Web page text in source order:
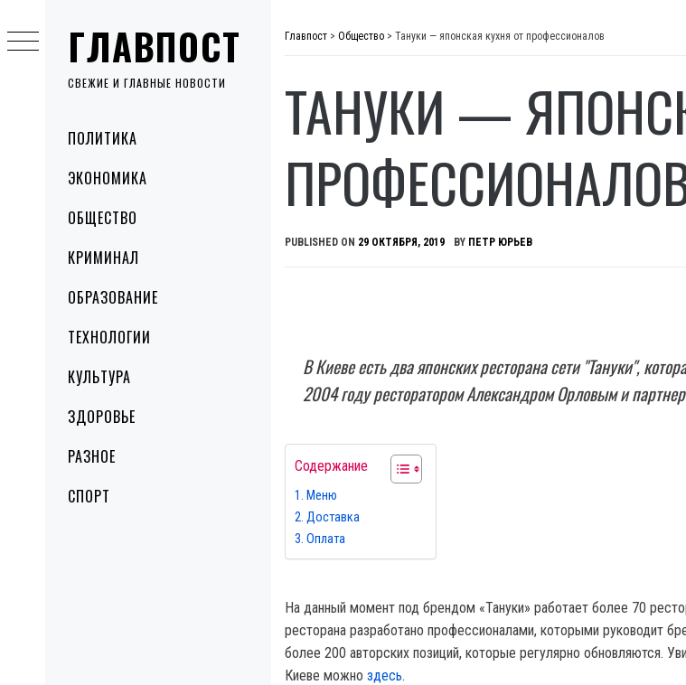
ГЛАВПОСТ
СВЕЖИЕ И ГЛАВНЫЕ НОВОСТИ
MenuПОЛИТИКА
ЭКОНОМИКА
ОБЩЕСТВО
КРИМИНАЛ
ОБРАЗОВАНИЕ
ТЕХНОЛОГИИ
КУЛЬТУРА
ЗДОРОВЬЕ
РАЗНОЕ
СПОРТ
to
content
Главпост > Общество > Тануки — японская кухня от профессионалов
ТАНУКИ —
PUBLISHED ON 29 ОКТЯБРЯ, 2019 BY ПЕТР ЮРЬЕВ
В Киеве есть два японских ресторана сети "Тануки",
2004 году ресторатором Александром Орловым и
Содержание
Меню
Доставка
Оплата
На данный момент под брендом «Тануки» работает более 70
ресторана разработано профессионалами, которыми руководит
более 200 авторских позиций, которые регулярно обновляются.
Киеве можно здесь.